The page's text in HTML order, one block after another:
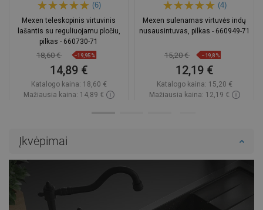
(6)
Mexen teleskopinis virtuvinis
lašantis su reguliuojamu pločiu,
pilkas - 660730-71
18,60 € −19,95%
14,89 €
Katalogo kaina: 18,60 €
Mažiausia kaina: 14,89 €
(4)
Mexen sulenamas virtuvės indų
nusausintuvas, pilkas - 660949-71
15,20 € −19,8%
12,19 €
Katalogo kaina: 15,20 €
Mažiausia kaina: 12,19 €
Įkvėpimai